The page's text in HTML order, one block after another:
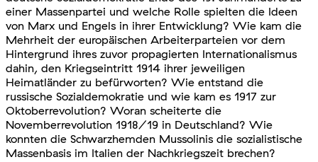
einer Massenpartei und welche Rolle spielten die Ideen
von Marx und Engels in ihrer Entwicklung? Wie kam die
Mehrheit der europäischen Arbeiterparteien vor dem
Hintergrund ihres zuvor propagierten Internationalismus
dahin, den Kriegseintritt 1914 ihrer jeweiligen
Heimatländer zu befürworten? Wie entstand die
russische Sozialdemokratie und wie kam es 1917 zur
Oktoberrevolution? Woran scheiterte die
Novemberrevolution 1918/19 in Deutschland? Wie
konnten die Schwarzhemden Mussolinis die sozialistische
Massenbasis im Italien der Nachkriegszeit brechen?